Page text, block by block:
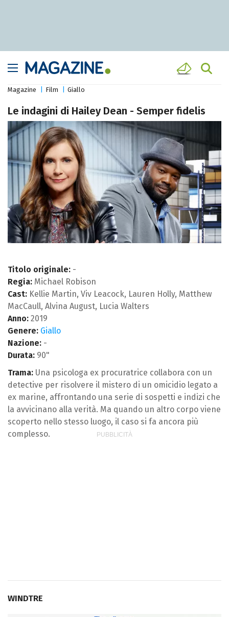
Magazine Film Giallo
Le indagini di Hailey Dean - Semper fidelis
Titolo originale: -
Regia: Michael Robison
Cast: Kellie Martin, Viv Leacock, Lauren Holly, Matthew
MacCaull, Alvina August, Lucia Walters
Anno: 2019
Genere: Giallo
Nazione: -
Durata: 90"
Trama: Una psicologa ex procuratrice collabora con un
detective per risolvere il mistero di un omicidio legato a
ex marine, affrontando una serie di sospetti e indizi che
la avvicinano alla verità. Ma quando un altro corpo viene
scoperto nello stesso luogo, il caso si fa ancora più
complesso.
WINDTRE